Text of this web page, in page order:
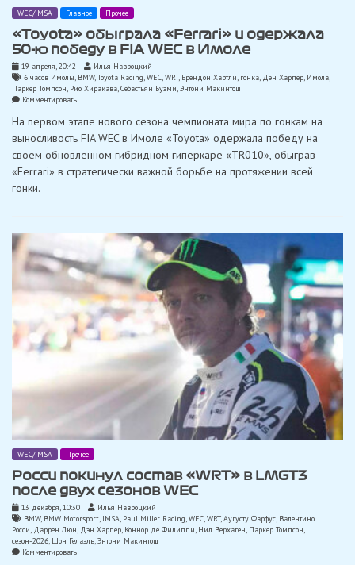
WEC/IMSA Главное Прочее
«Toyota» обыграла «Ferrari» и одержала
50-ю победу в FIA WEC в Имоле
19 апреля, 20:42
Илья Навроцкий
6 часов Имолы, BMW,Toyota Racing,WEC,WRT, Брендон Хартли, гонка, Дэн Харпер, Имола
Паркер Томпсон, Рио Хиракава,Себастьян Буэми,Энтони Макинтош
Комментироватьon
обыграла
«Ferrari»
и
одержала
ю
в
На первом этапе нового сезона чемпионата мира по гонкам на
выносливость FIA WEC в Имоле «Toyota» одержала победу на
своем обновленном гибридном гиперкаре «TR010», обыграв
«Ferrari» в стратегически важной борьбе на протяжении всей
гонки.
WEC/IMSA Прочее
Росси покинул состав «WRT» в LMGT3
после двух сезонов WEC
13 декабря, 10:30
Илья Навроцкий
BMW, BMW Motorsport, IMSA, Paul Miller Racing,WEC,WRT,Аугусту Фарфус, Валентино
Росси, Даррен Люн, Дэн Харпер, Коннор де Филиппи, Нил Верхаген, Паркер Томпсон
сезон-2026, Шон Гелаэль,Энтони Макинтош
Комментироватьon